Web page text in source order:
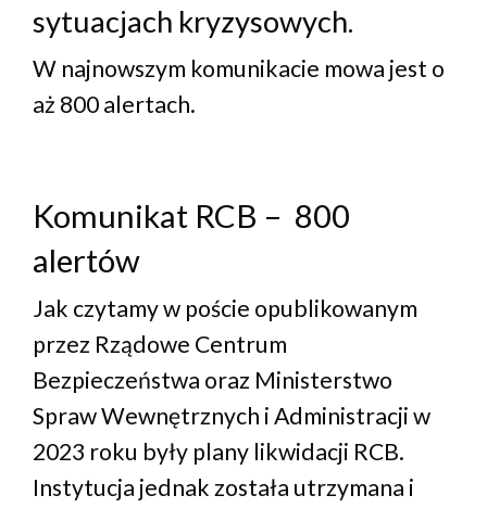
sytuacjach kryzysowych.
W najnowszym komunikacie mowa jest o
aż 800 alertach.
Komunikat RCB – 800
alertów
Jak czytamy w poście opublikowanym
przez Rządowe Centrum
Bezpieczeństwa oraz Ministerstwo
Spraw Wewnętrznych i Administracji w
2023 roku były plany likwidacji RCB.
Instytucja jednak została utrzymana i